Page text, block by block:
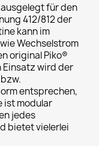
für den
412/812 der
kann im
Wechselstrom
original Piko®
Einsatz wird der
entsprechen,
ist modular
jedes
bietet vielerlei